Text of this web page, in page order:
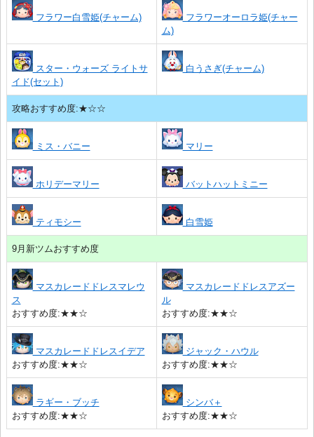
フラワー白雪姫(チャーム)
フラワーオーロラ姫(チャー
ム)
スター・ウォーズ ライトサ
イド(セット)
白うさぎ(チャーム)
攻略おすすめ度:★☆☆
ミス・バニー マリー
ホリデーマリー バットハットミニー
ティモシー 白雪姫
9月新ツムおすすめ度
マスカレードドレスマレウ
ス
おすすめ度:★★☆
マスカレードドレスアズー
ル
おすすめ度:★★☆
マスカレードドレスイデア
おすすめ度:★★☆
ジャック・ハウル
おすすめ度:★★☆
ラギー・ブッチ
おすすめ度:★★☆
シンバ＋
おすすめ度:★★☆